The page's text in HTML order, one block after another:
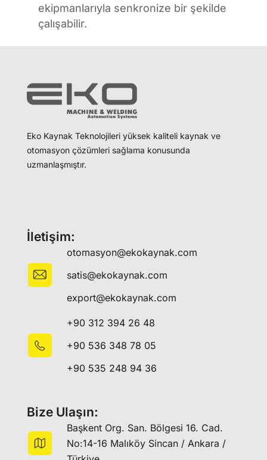
ekipmanlarıyla senkronize bir şekilde
çalışabilir.
Eko Kaynak Teknolojileri yüksek kaliteli kaynak ve
otomasyon çözümleri sağlama konusunda
uzmanlaşmıştır.
İletişim:
otomasyon@ekokaynak.com
satis@ekokaynak.com
export@ekokaynak.com
+90 312 394 26 48
+90 536 348 78 05
+90 535 248 94 36
Bize Ulaşın:
Başkent Org. San. Bölgesi 16. Cad.
No:14-16 Malıköy Sincan / Ankara /